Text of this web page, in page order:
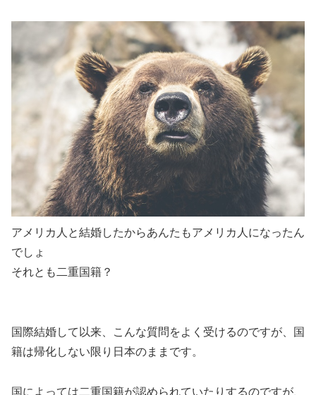
アメリカ人と結婚したからあんたもアメリカ人になったん
でしょ
それとも二重国籍？
国際結婚して以来、こんな質問をよく受けるのですが、
国
籍は帰化しない限り日本のまま です。
国によっては二重国籍が認められていたりするのですが、